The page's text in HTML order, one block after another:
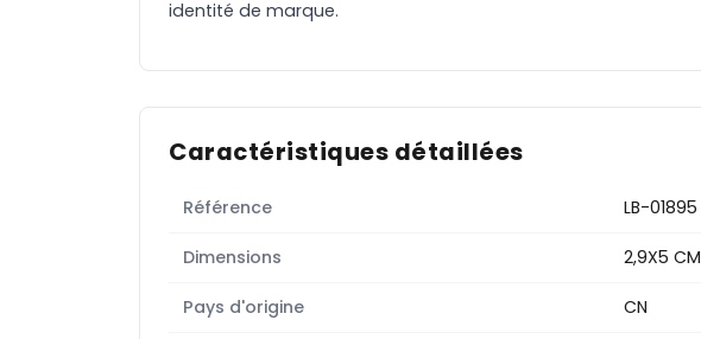
identité de marque.
Caractéristiques détaillées
Référence LB-01895
Dimensions 2,9X5 CM
Pays d'origine CN